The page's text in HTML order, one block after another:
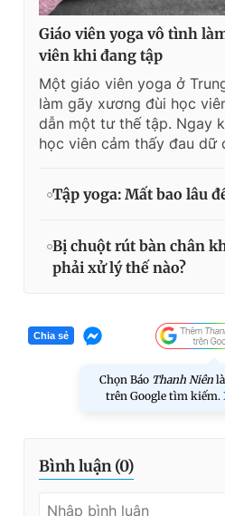
Giáo viên yoga vô tình
viên khi đang tập
Một giáo viên yoga ở
làm gãy xương đùi học
dẫn một tư thế tập. Ngay
học viên cảm thấy đau dữ
Tập yoga: Mất bao lâu
Bị chuột rút bàn chân
phải xử lý thế nào?
Chia sẻ
Chọn Báo Thanh Niên
trên Google tìm kiếm.
Bình luận (0)